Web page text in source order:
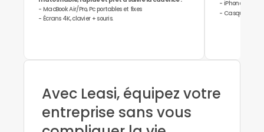
- MacBook Air/Pro, Pc portables et fixes
- Écrans 4K, clavier + souris.
- iPhone,
- Casque micro,
Avec Leasi, équipez votre
entreprise sans vous